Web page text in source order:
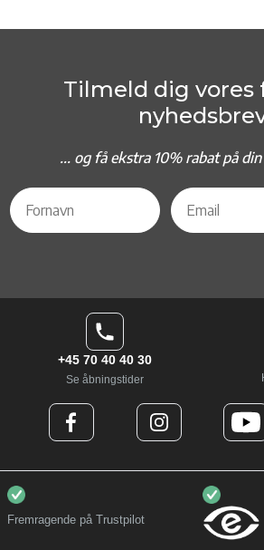
Tilmeld dig vores
... og få ekstra 10% rabat på
+45 70 40 40 30
Se åbningstider
Fremragende på Trustpilot